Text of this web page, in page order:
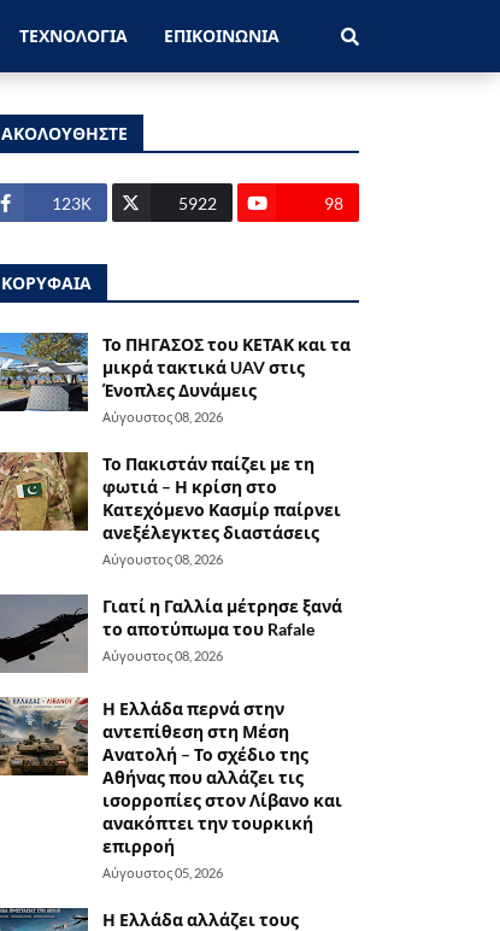
ΤΕΧΝΟΛΟΓΙΑ ΕΠΙΚΟΙΝΩΝΙΑ
ΑΚΟΛΟΥΘΗΣΤΕ
123Κ 5922 98
ΚΟΡΥΦΑΙΑ
Το ΠΗΓΑΣΟΣ του ΚΕΤΑΚ και τα
μικρά τακτικά UAV στις
Ένοπλες Δυνάμεις
Αύγουστος 08, 2026
Το Πακιστάν παίζει με τη
φωτιά – Η κρίση στο
Κατεχόμενο Κασμίρ παίρνει
ανεξέλεγκτες διαστάσεις
Αύγουστος 08, 2026
Γιατί η Γαλλία μέτρησε ξανά
το αποτύπωμα του Rafale
Αύγουστος 08, 2026
Η Ελλάδα περνά στην
αντεπίθεση στη Μέση
Ανατολή – Το σχέδιο της
Αθήνας που αλλάζει τις
ισορροπίες στον Λίβανο και
ανακόπτει την τουρκική
επιρροή
Αύγουστος 05, 2026
Η Ελλάδα αλλάζει τους